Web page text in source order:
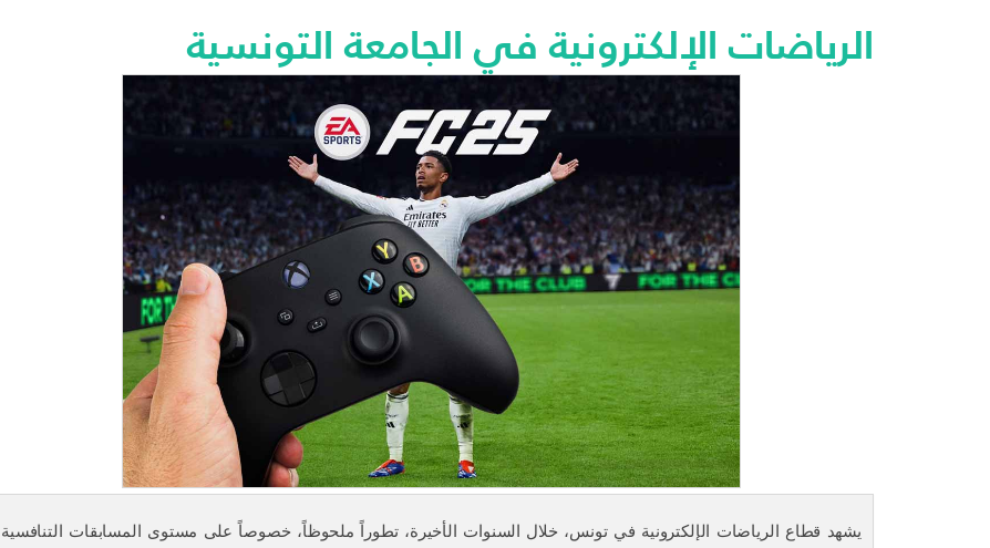
الرياضات الإلكترونية في الجامعة التونسية
يشهد قطاع الرياضات الإلكترونية في تونس، خلال السنوات الأخيرة، تطوراً ملحوظاً، خصوصاً على مستوى المسابقات التنافسية